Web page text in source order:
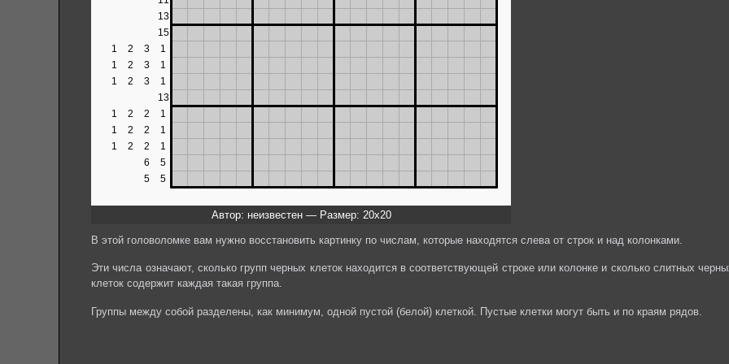
Автор: неизвестен — Размер: 20x20
В этой головоломке вам нужно восстановить картинку по числам, которые находятся слева от строк и над колонками.
Эти числа означают, сколько групп черных клеток находится в соответствующей строке или колонке и сколько слитных
клеток содержит каждая такая группа.
Группы между собой разделены, как минимум, одной пустой (белой) клеткой. Пустые клетки могут быть и по краям рядов.